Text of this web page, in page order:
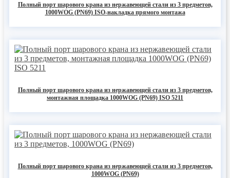
Полный порт шарового крана из нержавеющей стали из 3 предметов,
1000WOG (PN69) ISO-накладка прямого монтажа
Полный порт шарового крана из нержавеющей стали из 3 предметов,
монтажная площадка 1000WOG (PN69) ISO 5211
Полный порт шарового крана из нержавеющей стали из 3 предметов,
1000WOG (PN69)